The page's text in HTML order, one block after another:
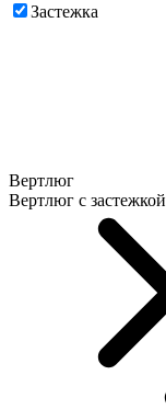
Застежка
Вертлюг
Вертлюг с застежкой